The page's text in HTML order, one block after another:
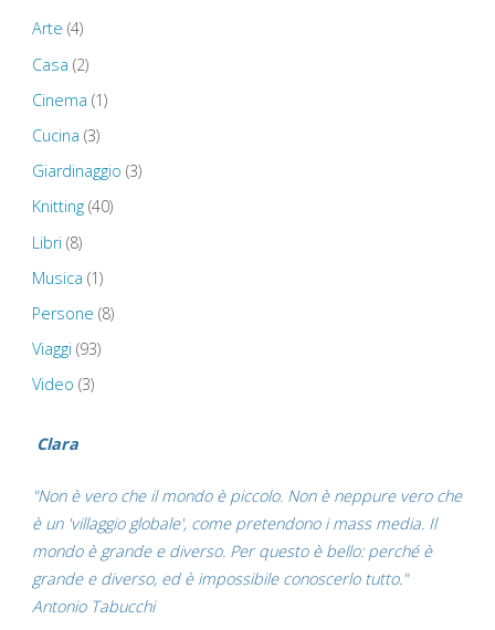
Arte (4)
Casa (2)
Cinema (1)
Cucina (3)
Giardinaggio (3)
Knitting(40)
Libri (8)
Musica (1)
Persone (8)
Viaggi (93)
Video (3)
Clara
"Non è vero che il mondo è piccolo. Non è neppure vero che
è un 'villaggio globale', come pretendono i mass media. Il
mondo è grande e diverso. Per questo è bello: perché è
grande e diverso, ed è impossibile conoscerlo tutto."
Antonio Tabucchi